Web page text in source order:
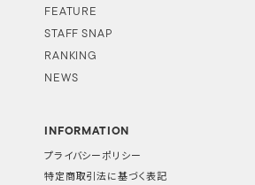
FEATURE
STAFF SNAP
RANKING
NEWS
INFORMATION
プライバシーポリシー
特定商取引法に基づく表記